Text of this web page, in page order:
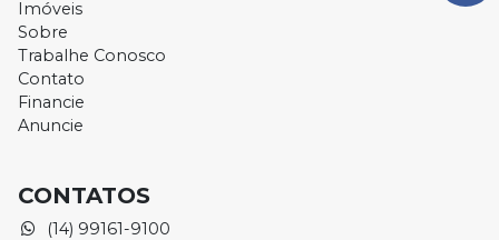
Imóveis
Sobre
Trabalhe Conosco
Contato
Financie
Anuncie
CONTATOS
(14) 99161-9100